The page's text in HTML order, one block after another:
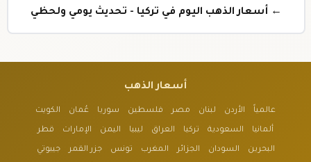
← أسعار الذهب اليوم في تركيا - تحديث يومي ولحظي
أسعار الذهب
عالمياً الأردن لبنان مصر فلسطين سوريا عُمان الكويت
ألمانيا السعودية تركيا العراق ليبيا اليمن الإمارات قطر
البحرين السودان الجزائر المغرب تونس جزر القمر جيبوتي